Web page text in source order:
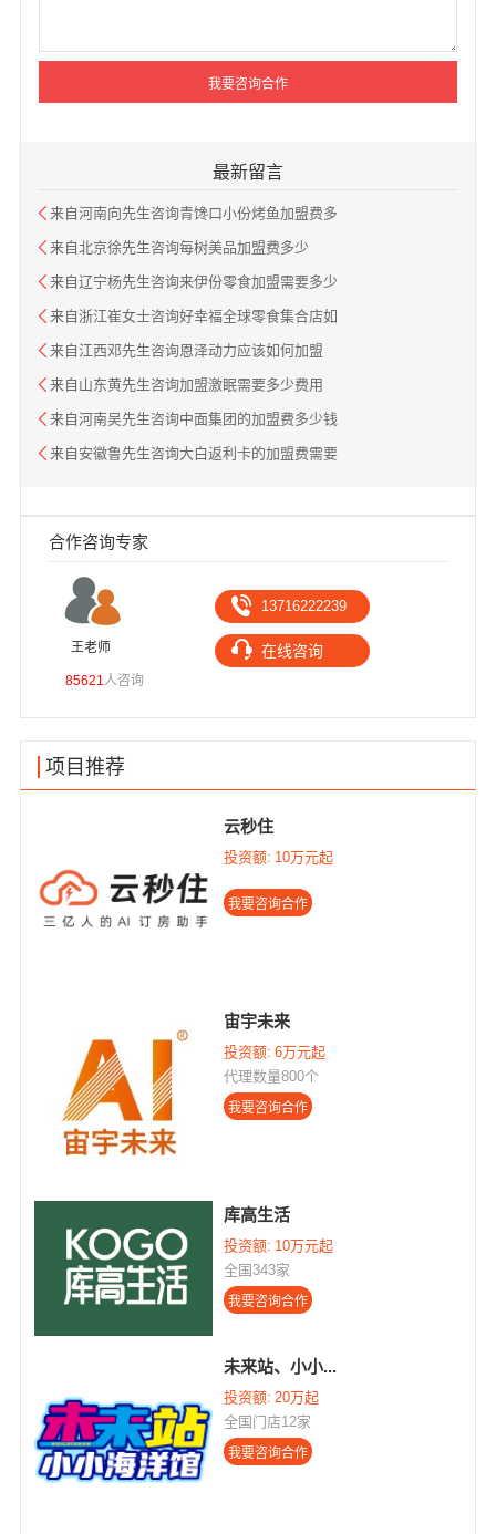
最新留言
来自河南向先生咨询青馋口小份烤鱼加盟费多
来自北京徐先生咨询每树美品加盟费多少
来自辽宁杨先生咨询来伊份零食加盟需要多少
来自浙江崔女士咨询好幸福全球零食集合店如
来自江西邓先生咨询恩泽动力应该如何加盟
来自山东黄先生咨询加盟激眠需要多少费用
来自河南吴先生咨询中面集团的加盟费多少钱
来自安徽鲁先生咨询大白返利卡的加盟费需要
合作咨询专家
王老师
13716222239
在线咨询
85621人咨询
项目推荐
云秒住
投资额: 10万元起
宙宇未来
投资额: 6万元起
代理数量800个
库高生活
投资额: 10万元起
全国343家
未来站、小小...
投资额: 20万起
全国门店12家